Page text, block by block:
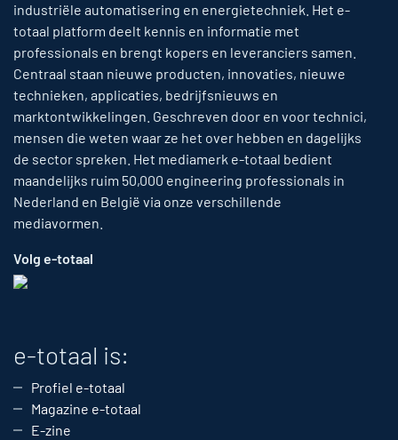
industriële automatisering en energietechniek. Het e-
totaal platform deelt kennis en informatie met
professionals en brengt kopers en leveranciers samen.
Centraal staan nieuwe producten, innovaties, nieuwe
technieken, applicaties, bedrijfsnieuws en
marktontwikkelingen. Geschreven door en voor technici,
mensen die weten waar ze het over hebben en dagelijks
de sector spreken. Het mediamerk e-totaal bedient
maandelijks ruim 50,000 engineering professionals in
Nederland en België via onze verschillende
mediavormen.
Volg e-totaal
e-totaal is:
Profiel e-totaal
Magazine e-totaal
E-zine